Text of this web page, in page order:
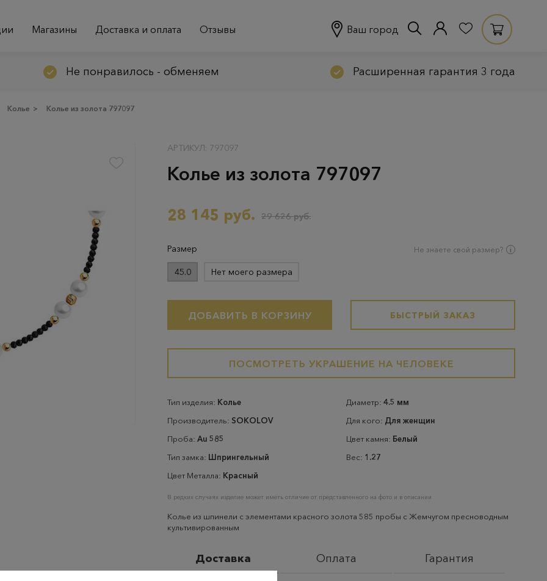
Магазины Доставка и оплата Отзывы Ваш город
Не понравилось - обменяем Расширенная гарантия 3 года
Колье > Колье из золота 797097
АРТИКУЛ: 797097
Колье из золота 797097
28 145 руб. 29 626 руб.
Размер Не знаете свой размер?
45.0 Нет моего размера
ДОБАВИТЬ В КОРЗИНУ БЫСТРЫЙ ЗАКАЗ
ПОСМОТРЕТЬ УКРАШЕНИЕ НА ЧЕЛОВЕКЕ
Тип изделия: Колье
Производитель: SOKOLOV
Проба: Au 585
Тип замка: Шпрингельный
Цвет Металла: Красный
Диаметр: 4.5 мм
Для кого: Для женщин
Цвет камня: Белый
Вес: 1.27
В редких случаях изделие может иметь отличие от представленного на фото и в описании
Колье из шпинели с элементами красного золота 585 пробы с Жемчугом пресноводным
культивированным
Доставка Оплата Гарантия